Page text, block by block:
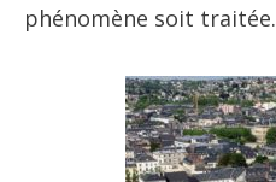
phénomène soit traitée.